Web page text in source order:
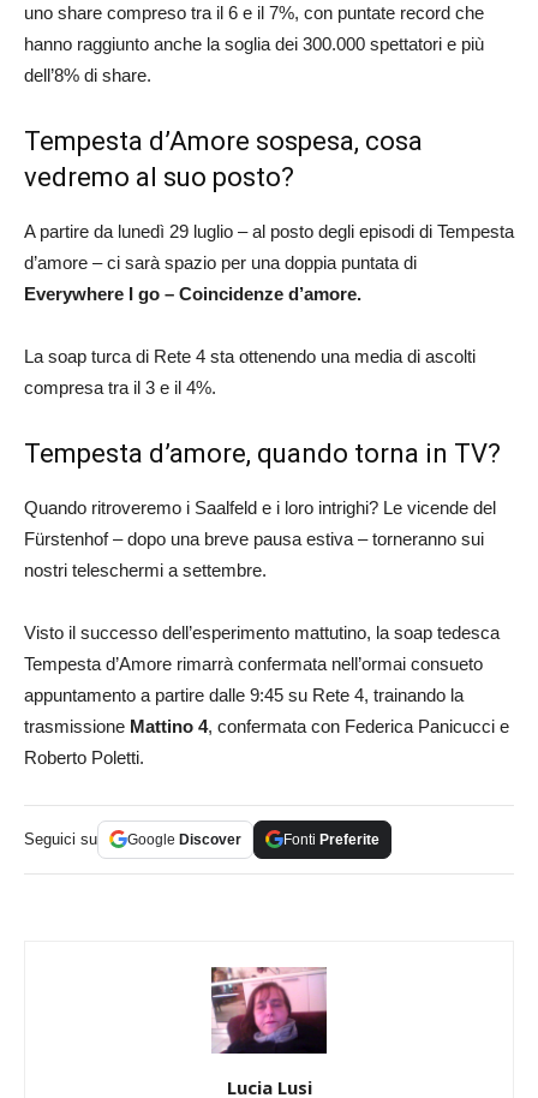
uno share compreso tra il 6 e il 7%, con puntate record che
hanno raggiunto anche la soglia dei 300.000 spettatori e più
dell’8% di share.
Tempesta d’Amore sospesa, cosa
vedremo al suo posto?
A partire da lunedì 29 luglio – al posto degli episodi di Tempesta
d’amore – ci sarà spazio per una doppia puntata di
Everywhere I go – Coincidenze d’amore.
La soap turca di Rete 4 sta ottenendo una media di ascolti
compresa tra il 3 e il 4%.
Tempesta d’amore, quando torna in TV?
Quando ritroveremo i Saalfeld e i loro intrighi? Le vicende del
Fürstenhof – dopo una breve pausa estiva – torneranno sui
nostri teleschermi a settembre.
Visto il successo dell’esperimento mattutino, la soap tedesca
Tempesta d’Amore rimarrà confermata nell’ormai consueto
appuntamento a partire dalle 9:45 su Rete 4, trainando la
trasmissione Mattino 4, confermata con Federica Panicucci e
Roberto Poletti.
Seguici su Google Discover Fonti Preferite
Lucia Lusi